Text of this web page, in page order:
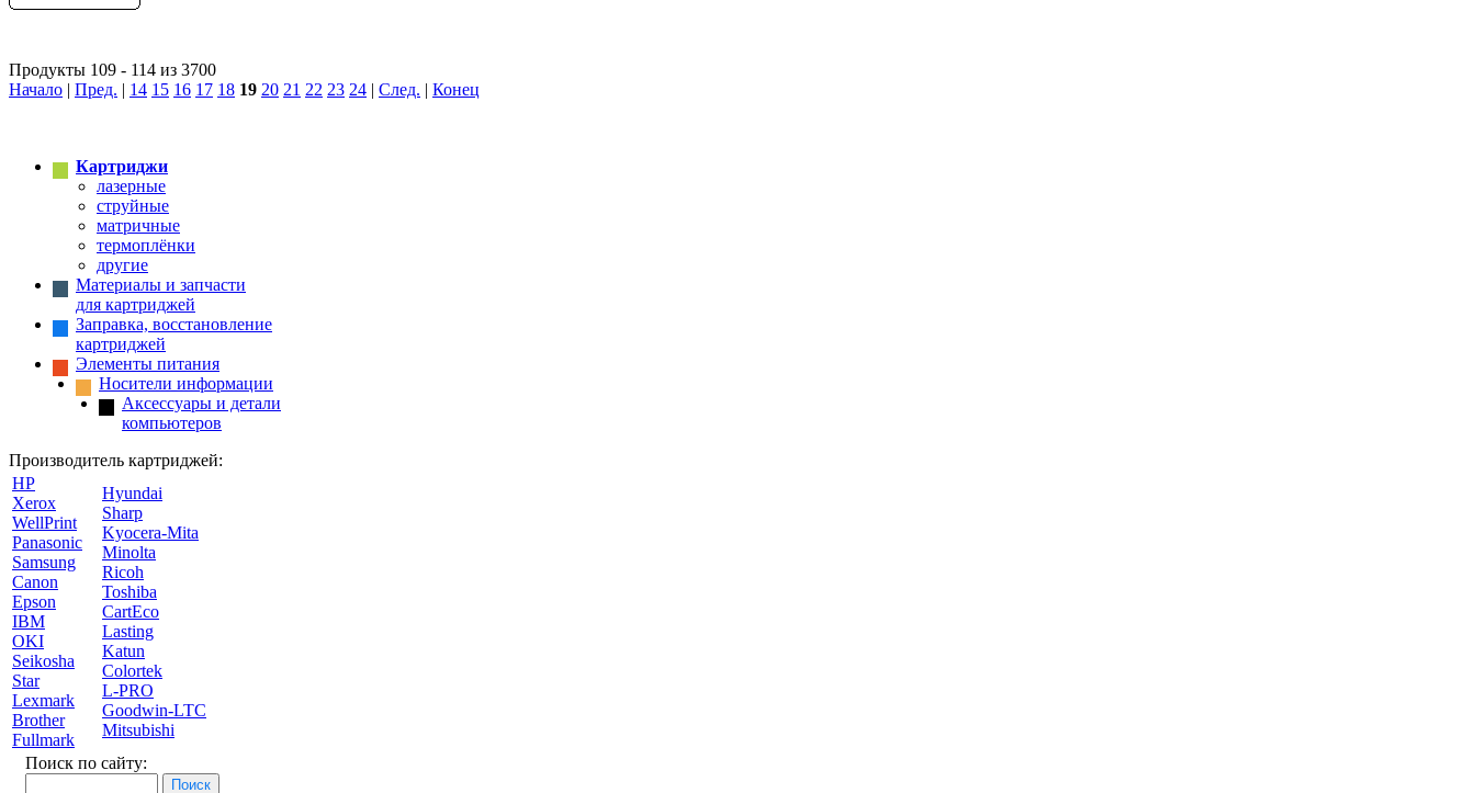
Продукты 109 - 114 из 3700
Начало | Пред. | 14 15 16 17 18 19 20 21 22 23 24 | След. | Конец
Картриджи
лазерные
струйные
матричные
термоплёнки
другие
Материалы и запчасти
для картриджей
Заправка, восстановление
картриджей
Элементы питания
Носители информации
Аксессуары и детали
компьютеров
Производитель картриджей:
HP
Xerox
WellPrint
Panasonic
Samsung
Canon
Epson
IBM
OKI
Seikosha
Star
Lexmark
Brother
Fullmark
Hyundai
Sharp
Kyocera-Mita
Minolta
Ricoh
Toshiba
CartEco
Lasting
Katun
Colortek
L-PRO
Goodwin-LTC
Mitsubishi
Поиск по сайту: